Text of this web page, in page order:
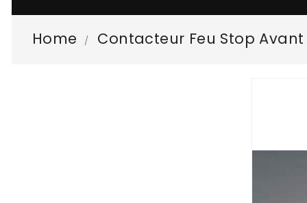
Home Contacteur Feu Stop Avant